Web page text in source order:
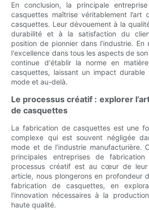
En conclusion, la principale
casquettes maîtrise véritablement
casquettes. Leur dévouement à la
durabilité et à la satisfaction du
position de pionnier dans l’industrie.
l'excellence dans tous les aspects de
continue d'établir la norme en
casquettes, laissant un impact
mode et au-delà.
Le processus créatif : explorer
de casquettes
La fabrication de casquettes est une
complexe qui est souvent négligée
mode et de l’industrie manufacturière.
principales entreprises de
processus créatif est au cœur de leur
article, nous plongerons en profondeur
fabrication de casquettes, en
l'innovation nécessaires à la
haute qualité.